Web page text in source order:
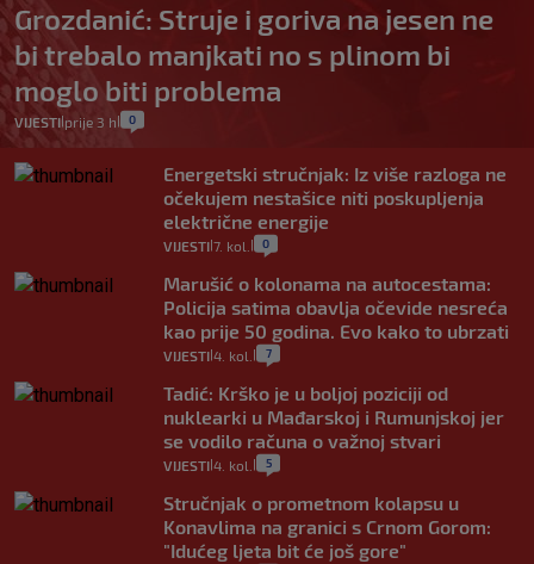
Grozdanić: Struje i goriva na jesen ne
bi trebalo manjkati no s plinom bi
moglo biti problema
VIJESTI prije 3 h 0
Energetski stručnjak: Iz više razloga ne
očekujem nestašice niti poskupljenja
električne energije
VIJESTI 7. kol. 0
Marušić o kolonama na autocestama:
Policija satima obavlja očevide nesreća
kao prije 50 godina. Evo kako to ubrzati
VIJESTI 4. kol. 7
Tadić: Krško je u boljoj poziciji od
nuklearki u Mađarskoj i Rumunjskoj jer
se vodilo računa o važnoj stvari
VIJESTI 4. kol. 5
Stručnjak o prometnom kolapsu u
Konavlima na granici s Crnom Gorom:
"Idućeg ljeta bit će još gore"